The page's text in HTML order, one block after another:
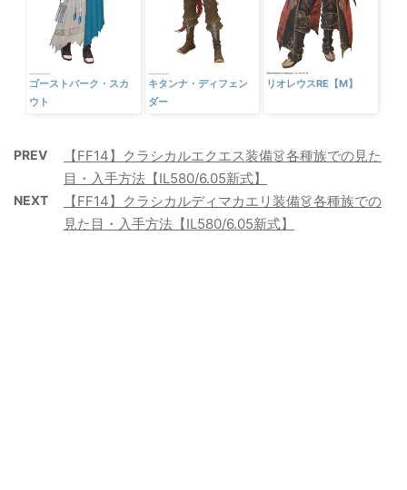
ゴーストバーク・スカ
ウト
キタンナ・ディフェン
ダー
リオレウスRE【M】
PREV
【FF14】クラシカルエクエス装備👗各種族での見た
目・入手方法【IL580/6.05新式】
NEXT
【FF14】クラシカルディマカエリ装備👗各種族での
見た目・入手方法【IL580/6.05新式】